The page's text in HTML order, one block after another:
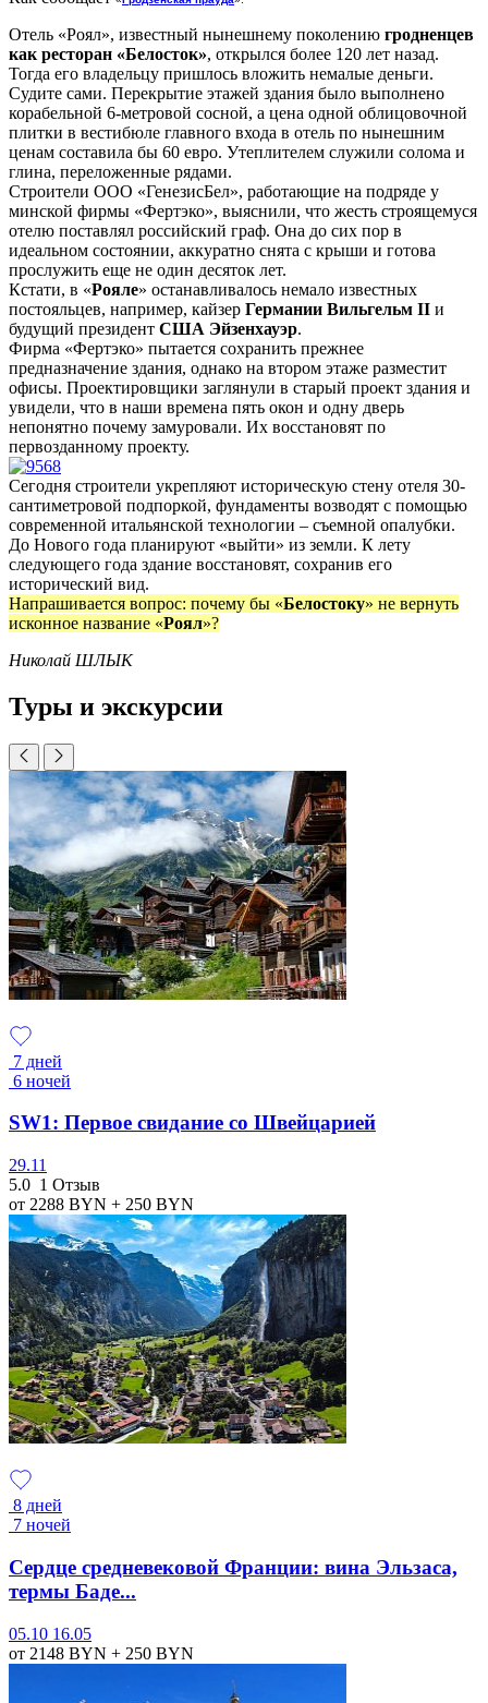
Отель «Роял», известный нынешнему поколению гродненцев
как ресторан «Белосток», открылся более 120 лет назад.
Тогда его владельцу пришлось вложить немалые деньги.
Судите сами. Перекрытие этажей здания было выполнено
корабельной 6-метровой сосной, а цена одной облицовочной
плитки в вестибюле главного входа в отель по нынешним
ценам составила бы 60 евро. Утеплителем служили солома и
глина, переложенные рядами.
Строители ООО «ГенезисБел», работающие на подряде у
минской фирмы «Фертэко», выяснили, что жесть строящемуся
отелю поставлял российский граф. Она до сих пор в
идеальном состоянии, аккуратно снята с крыши и готова
прослужить еще не один десяток лет.
Кстати, в «Рояле» останавливалось немало известных
постояльцев, например, кайзер Германии Вильгельм II и
будущий президент США Эйзенхауэр.
Фирма «Фертэко» пытается сохранить прежнее
предназначение здания, однако на втором этаже разместит
офисы. Проектировщики заглянули в старый проект здания и
увидели, что в наши времена пять окон и одну дверь
непонятно почему замуровали. Их восстановят по
первозданному проекту.
Сегодня строители укрепляют историческую стену отеля 30-
сантиметровой подпоркой, фундаменты возводят с помощью
современной итальянской технологии – съемной опалубки.
До Нового года планируют «выйти» из земли. К лету
следующего года здание восстановят, сохранив его
исторический вид.
Напрашивается вопрос: почему бы «Белостоку» не вернуть
исконное название «Роял»?
Николай ШЛЫК
Туры и экскурсии
7 дней
6 ночей
SW1: Первое свидание со Швейцарией
29.11
5.0 1 Отзыв
от 2288 BYN + 250 BYN
8 дней
7 ночей
Сердце средневековой Франции: вина Эльзаса,
термы Баде...
05.10 16.05
от 2148 BYN + 250 BYN